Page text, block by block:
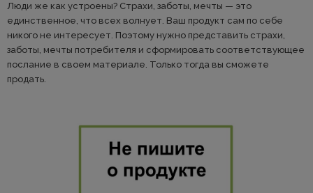
Люди же как устроены? Страхи, заботы, мечты — это
единственное, что всех волнует. Ваш продукт сам по себе
никого не интересует. Поэтому нужно представить страхи,
заботы, мечты потребителя и сформировать соответствующее
послание в своем материале. Только тогда вы сможете
продать.